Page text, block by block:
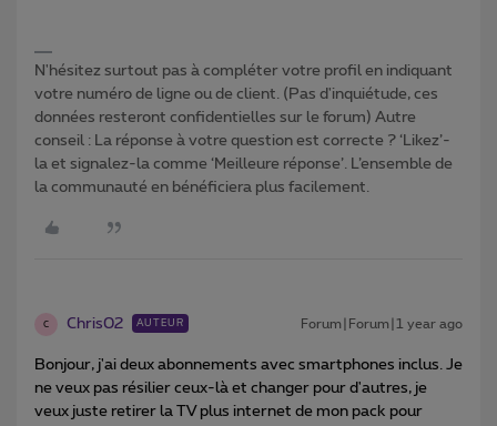
N'hésitez surtout pas à compléter votre profil en indiquant
votre numéro de ligne ou de client. (Pas d'inquiétude, ces
données resteront confidentielles sur le forum) Autre
conseil : La réponse à votre question est correcte ? ‘Likez’-
la et signalez-la comme ‘Meilleure réponse’. L’ensemble de
la communauté en bénéficiera plus facilement.
C Chris02 AUTEUR Forum|Forum|1 year ago
Bonjour, j'ai deux abonnements avec smartphones inclus. Je
ne veux pas résilier ceux-là et changer pour d'autres, je
veux juste retirer la TV plus internet de mon pack pour